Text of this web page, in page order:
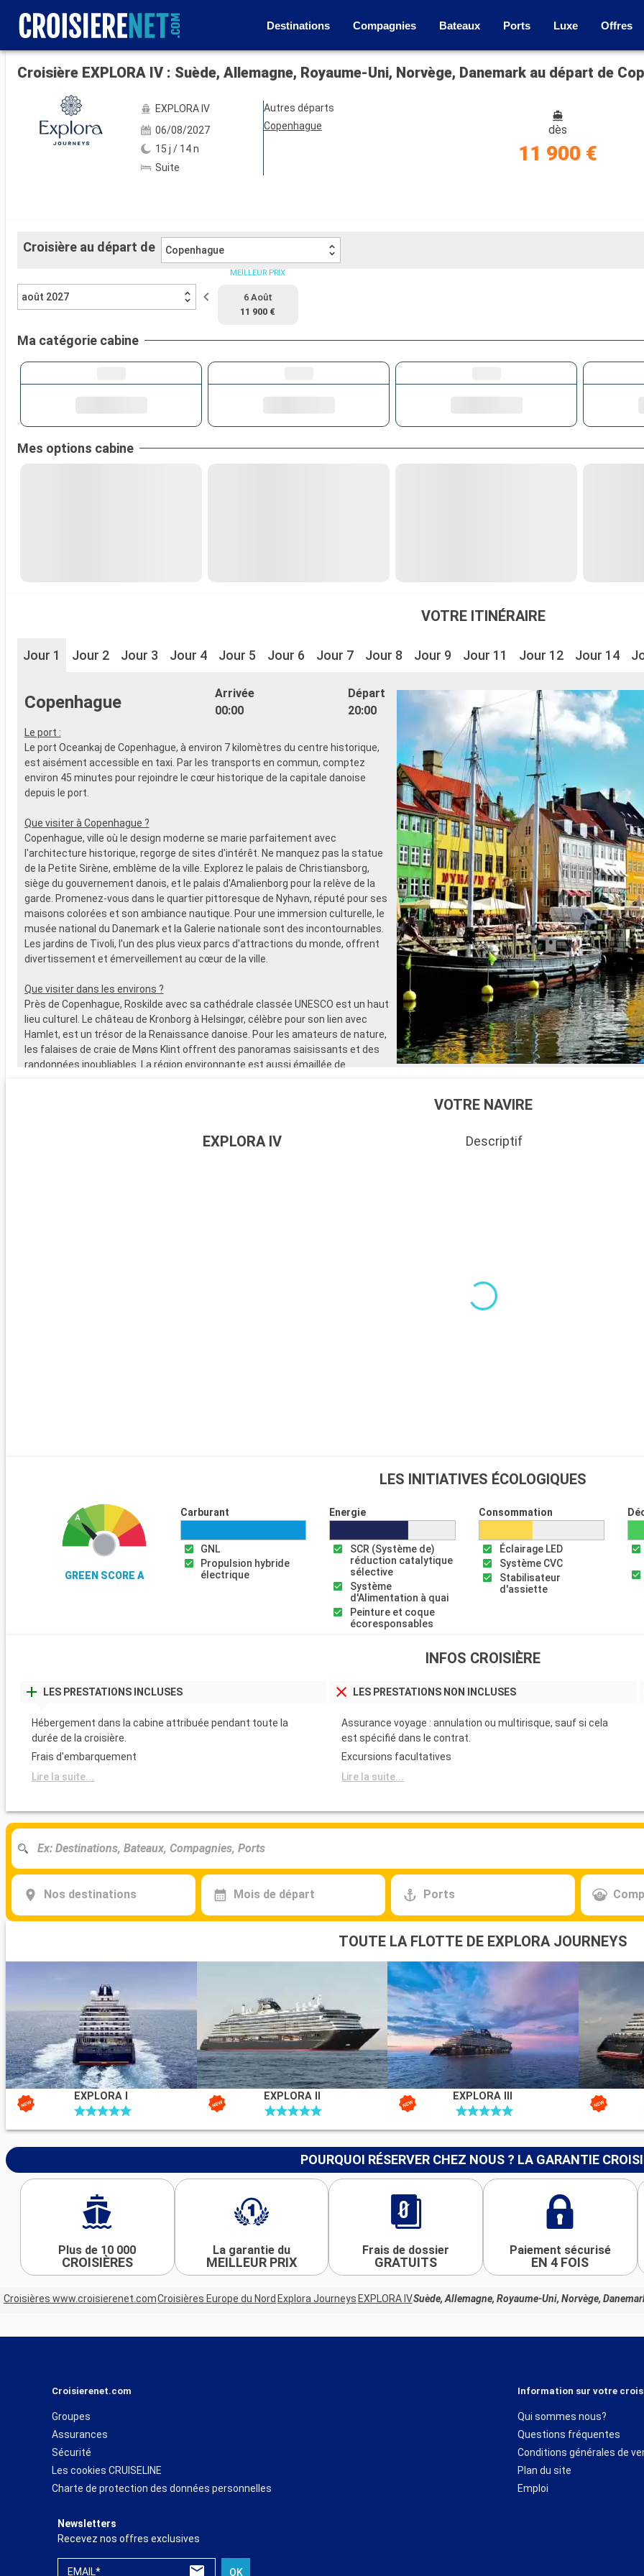
Destinations Compagnies Bateaux Ports Luxe Offres
Voir les 19 autres photos
Croisière EXPLORA IV : Suède, Allemagne, Royaume-Uni, Norvège, Danemark au départ de
EXPLORA IV
06/08/2027
15 j / 14 n
Suite
Autres départs
Copenhague
dès
11 900 €
Croisière au départ de Copenhague
août 2027
MEILLEUR PRIX
6 Août
11 900 €
Ma catégorie cabine
Mes options cabine
VOTRE ITINÉRAIRE
Jour 1 Jour 2 Jour 3 Jour 4 Jour 5 Jour 6 Jour 7 Jour 8 Jour 9 Jour 11 Jour 12 Jour 14
Copenhague
Arrivée
00:00
Départ
20:00
Le port :
Le port Oceankaj de Copenhague, à environ 7 kilomètres du centre historique,
est aisément accessible en taxi. Par les transports en commun, comptez
environ 45 minutes pour rejoindre le cœur historique de la capitale danoise
depuis le port.
Que visiter à Copenhague ?
Copenhague, ville où le design moderne se marie parfaitement avec
l'architecture historique, regorge de sites d'intérêt. Ne manquez pas la statue
de la Petite Sirène, emblème de la ville. Explorez le palais de Christiansborg,
siège du gouvernement danois, et le palais d'Amalienborg pour la relève de la
garde. Promenez-vous dans le quartier pittoresque de Nyhavn, réputé pour ses
maisons colorées et son ambiance nautique. Pour une immersion culturelle, le
musée national du Danemark et la Galerie nationale sont des incontournables.
Les jardins de Tivoli, l'un des plus vieux parcs d'attractions du monde, offrent
divertissement et émerveillement au cœur de la ville.
Que visiter dans les environs ?
Près de Copenhague, Roskilde avec sa cathédrale classée UNESCO est un haut
lieu culturel. Le château de Kronborg à Helsingør, célèbre pour son lien avec
Hamlet, est un trésor de la Renaissance danoise. Pour les amateurs de nature,
les falaises de craie de Møns Klint offrent des panoramas saisissants et des
randonnées inoubliables. La région environnante est aussi émaillée de
VOTRE NAVIRE
EXPLORA IV Descriptif
LES INITIATIVES ÉCOLOGIQUES
GREEN SCORE A
Carburant
GNL
Propulsion hybride
électrique
Energie
SCR (Système de)
réduction catalytique
sélective
Système
d'Alimentation à quai
Peinture et coque
écoresponsables
Consommation
Éclairage LED
Système CVC
Stabilisateur
d'assiette
INFOS CROISIÈRE
LES PRESTATIONS INCLUSES
Hébergement dans la cabine attribuée pendant toute la
durée de la croisière.
Frais d'embarquement
Lire la suite...
LES PRESTATIONS NON INCLUSES
Assurance voyage : annulation ou multirisque, sauf si cela
est spécifié dans le contrat.
Excursions facultatives
Lire la suite...
Nos destinations Mois de départ Ports
TOUTE LA FLOTTE DE EXPLORA JOURNEYS
EXPLORA I EXPLORA II EXPLORA III
POURQUOI RÉSERVER CHEZ NOUS ? LA GARANTIE
Plus de 10 000
CROISIÈRES
La garantie du
MEILLEUR PRIX
Frais de dossier
GRATUITS
Paiement sécurisé
EN 4 FOIS
Croisières www.croisierenet.comCroisières Europe du Nord Explora Journeys EXPLORA IVSuède, Allemagne, Royaume-Uni, Norvège,
Croisierenet.com
Groupes
Assurances
Sécurité
Les cookies CRUISELINE
Charte de protection des données personnelles
Information sur votre
Qui sommes nous?
Questions fréquentes
Conditions générales de
Plan du site
Emploi
Newsletters
Recevez nos offres exclusives
EMAIL* OK